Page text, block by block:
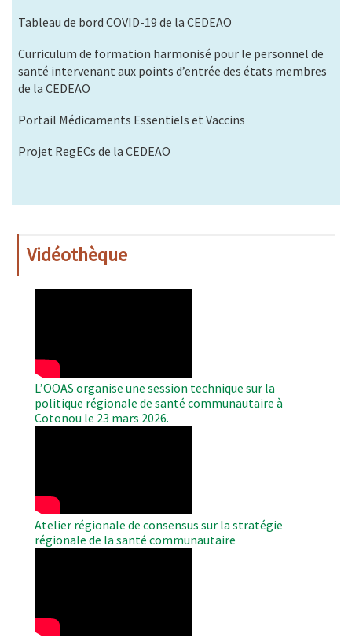
Tableau de bord COVID-19 de la CEDEAO
Curriculum de formation harmonisé pour le personnel de
santé intervenant aux points d’entrée des états membres
de la CEDEAO
Portail Médicaments Essentiels et Vaccins
Projet RegECs de la CEDEAO
Vidéothèque
L’OOAS organise une session technique sur la
politique régionale de santé communautaire à
Cotonou le 23 mars 2026.
Atelier régionale de consensus sur la stratégie
régionale de la santé communautaire